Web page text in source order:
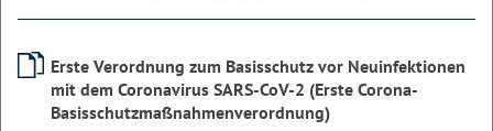
Erste Verordnung zum Basisschutz vor Neuinfektionen
mit dem Coronavirus SARS-CoV-2 (Erste Corona-
Basisschutzmaßnahmenverordnung)